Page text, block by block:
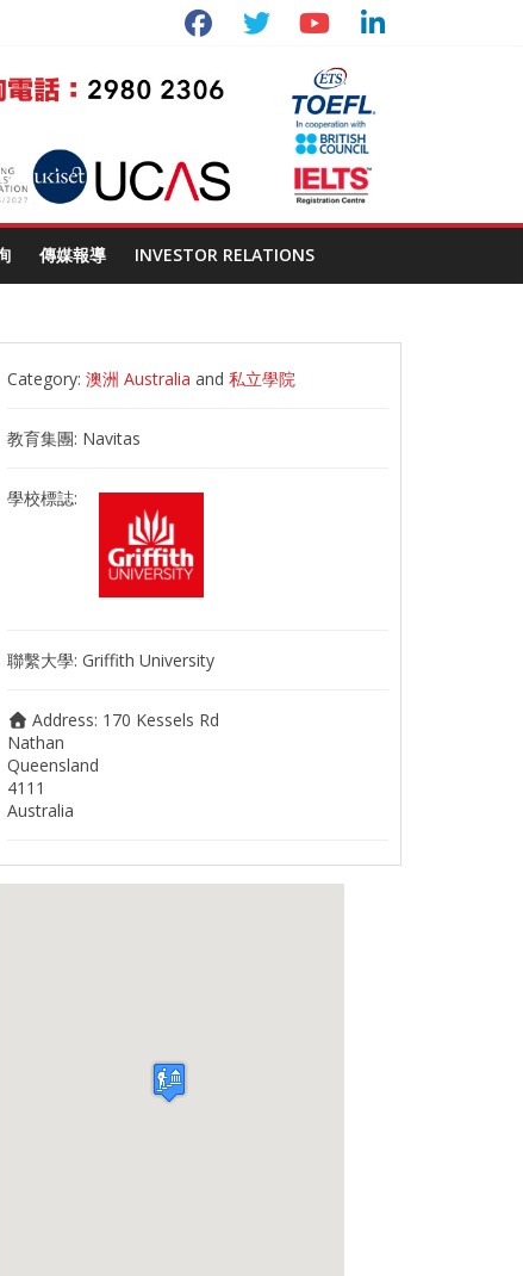
傳媒報導 INVESTOR RELATIONS
Category: 澳洲 Australia and 私立學院
教育集團: Navitas
學校標誌:
聯繫大學: Griffith University
Address: 170 Kessels Rd
Nathan
Queensland
4111
Australia